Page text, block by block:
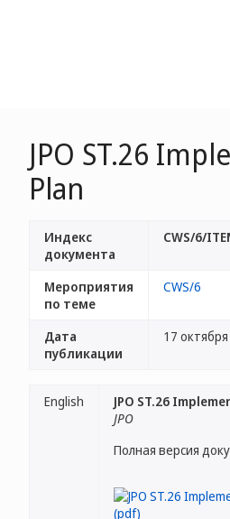
JPO ST.26
Plan
Индекс
документа
CWS/6/
Мероприятия
по теме
CWS/6
Дата
публикации
17 октября
English
JPO ST.26
JPO
Полная версия